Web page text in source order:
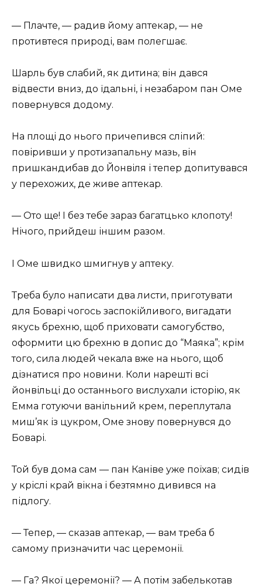
— Плачте, — радив йому аптекар, — не
противтеся природі, вам полегшає.
Шарль був слабий, як дитина; він дався
відвести вниз, до їдальні, і незабаром пан Оме
повернувся додому.
На площі до нього причепився сліпий:
повіривши у протизапальну мазь, він
пришкандибав до Йонвіля і тепер допитувався
у перехожих, де живе аптекар.
— Ото ще! І без тебе зараз багатцько клопоту!
Нічого, прийдеш іншим разом.
І Оме швидко шмигнув у аптеку.
Треба було написати два листи, приготувати
для Боварі чогось заспокійливого, вигадати
якусь брехню, щоб приховати самогубство,
оформити цю брехню в допис до “Маяка”; крім
того, сила людей чекала вже на нього, щоб
дізнатися про новини. Коли нарешті всі
йонвільці до останнього вислухали історію, як
Емма готуючи ванільний крем, переплутала
миш’як із цукром, Оме знову повернувся до
Боварі.
Той був дома сам — пан Каніве уже поїхав; сидів
у кріслі край вікна і безтямно дивився на
підлогу.
— Тепер, — сказав аптекар, — вам треба б
самому призначити час церемонії.
— Га? Якої церемонії? — А потім забелькотав